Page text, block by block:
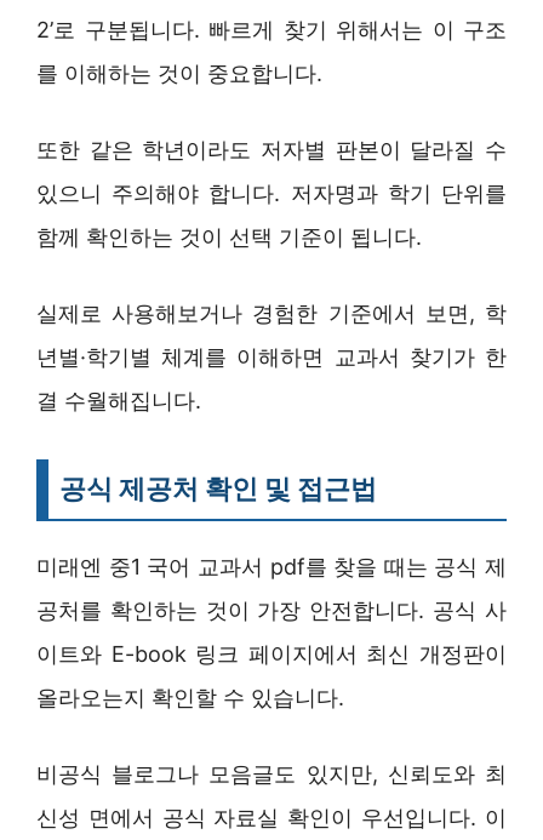
2’로 구분됩니다. 빠르게 찾기 위해서는 이 구조
를 이해하는 것이 중요합니다.
또한 같은 학년이라도 저자별 판본이 달라질 수
있으니 주의해야 합니다. 저자명과 학기 단위를
함께 확인하는 것이 선택 기준이 됩니다.
실제로 사용해보거나 경험한 기준에서 보면, 학
년별·학기별 체계를 이해하면 교과서 찾기가 한
결 수월해집니다.
공식 제공처 확인 및 접근법
미래엔 중1 국어 교과서 pdf를 찾을 때는 공식 제
공처를 확인하는 것이 가장 안전합니다. 공식 사
이트와 E-book 링크 페이지에서 최신 개정판이
올라오는지 확인할 수 있습니다.
비공식 블로그나 모음글도 있지만, 신뢰도와 최
신성 면에서 공식 자료실 확인이 우선입니다. 이